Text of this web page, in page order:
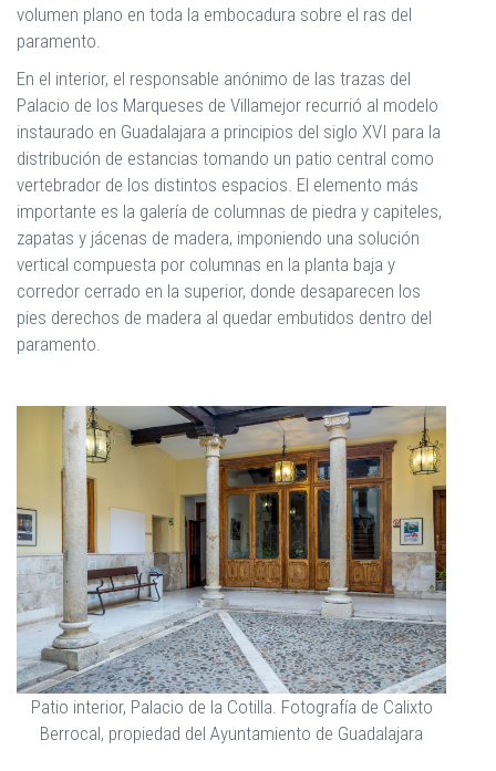
volumen plano en toda la embocadura sobre el ras del
paramento.
En el interior, el responsable anónimo de las trazas del
Palacio de los Marqueses de Villamejor recurrió al modelo
instaurado en Guadalajara a principios del siglo XVI para la
distribución de estancias tomando un patio central como
vertebrador de los distintos espacios. El elemento más
importante es la galería de columnas de piedra y capiteles,
zapatas y jácenas de madera, imponiendo una solución
vertical compuesta por columnas en la planta baja y
corredor cerrado en la superior, donde desaparecen los
pies derechos de madera al quedar embutidos dentro del
paramento.
Patio interior, Palacio de la Cotilla. Fotografía de Calixto
Berrocal, propiedad del Ayuntamiento de Guadalajara